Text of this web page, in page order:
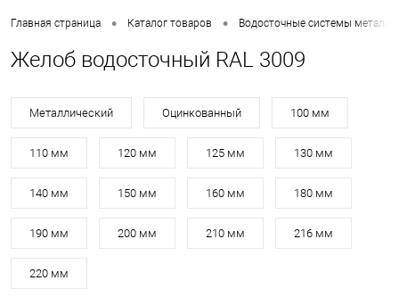
Главная страница • Каталог товаров • Водосточные системы
Желоб водосточный RAL 3009
Металлический Оцинкованный 100 мм
110 мм 120 мм 125 мм 130 мм
140 мм 150 мм 160 мм 180 мм
190 мм 200 мм 210 мм 216 мм
220 мм